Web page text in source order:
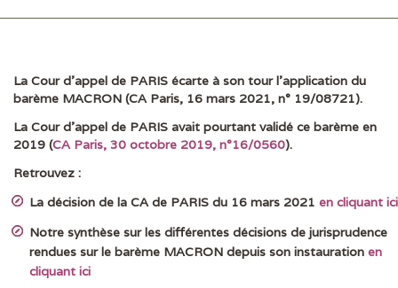
La Cour d’appel de PARIS écarte à son tour l’application du
barème MACRON (CA Paris, 16 mars 2021, n° 19/08721).
La Cour d’appel de PARIS avait pourtant validé ce barème en
2019 (CA Paris, 30 octobre 2019, n°16/0560).
Retrouvez :
La décision de la CA de PARIS du 16 mars 2021 en cliquant ici
Notre synthèse sur les différentes décisions de jurisprudence
rendues sur le barème MACRON depuis son instauration en
cliquant ici
DERNIÈRES ACTUS